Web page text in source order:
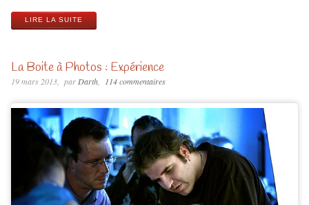
LIRE LA SUITE
La Boite à Photos : Expérience
19 mars 2013 parDarth 114 commentaires